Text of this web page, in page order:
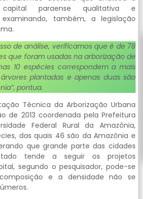
paraense qualitativa e
também, a legislação
de análise, verificamos que é de 78
que foram usadas na arborização de
10 espécies correspondem a mais
plantadas e apenas duas são
pontua.
Técnica da Arborização Urbana
de 2013 coordenada pela Prefeitura
Federal Rural da Amazônia,
das quais 46 são da Amazônia e
que grande parte das cidades
tende a seguir os projetos
segundo o pesquisador, pode-se
e a densidade não se